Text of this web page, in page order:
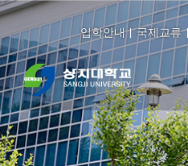
입학안내 국제교류